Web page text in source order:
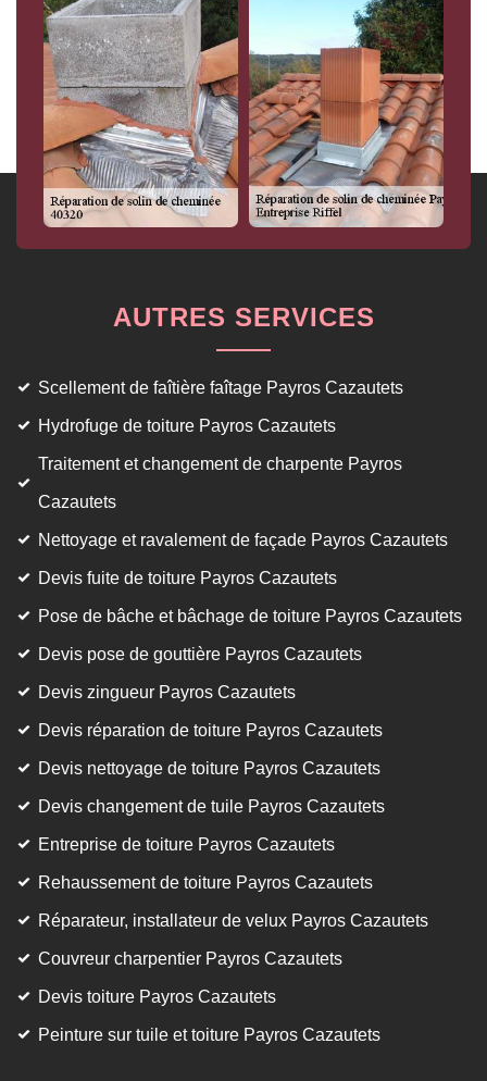
AUTRES SERVICES
Scellement de faîtière faîtage Payros Cazautets
Hydrofuge de toiture Payros Cazautets
Traitement et changement de charpente Payros
Cazautets
Nettoyage et ravalement de façade Payros Cazautets
Devis fuite de toiture Payros Cazautets
Pose de bâche et bâchage de toiture Payros Cazautets
Devis pose de gouttière Payros Cazautets
Devis zingueur Payros Cazautets
Devis réparation de toiture Payros Cazautets
Devis nettoyage de toiture Payros Cazautets
Devis changement de tuile Payros Cazautets
Entreprise de toiture Payros Cazautets
Rehaussement de toiture Payros Cazautets
Réparateur, installateur de velux Payros Cazautets
Couvreur charpentier Payros Cazautets
Devis toiture Payros Cazautets
Peinture sur tuile et toiture Payros Cazautets